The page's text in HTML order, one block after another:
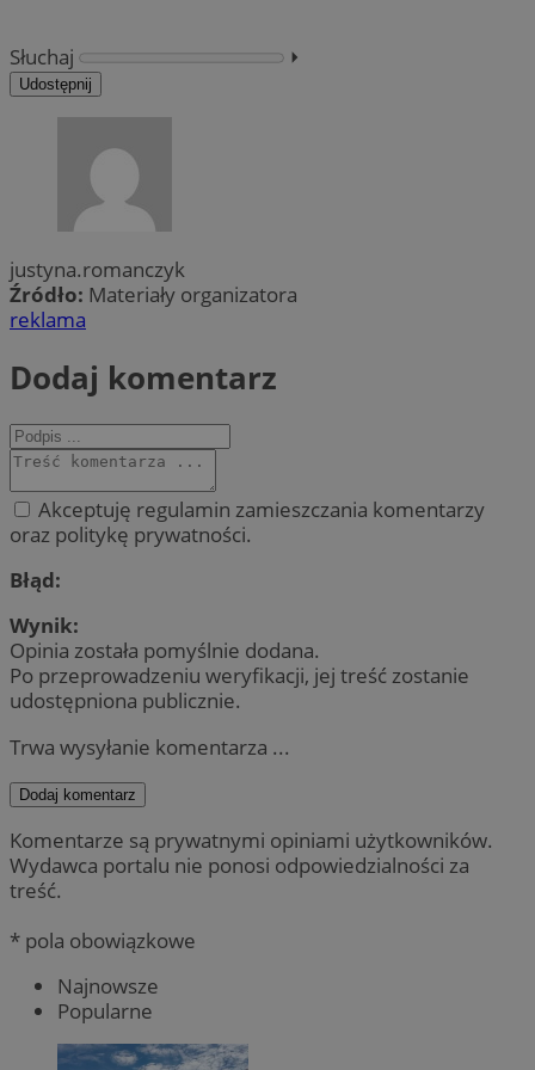
Słuchaj ⏵︎
Udostępnij
justyna.romanczyk
Źródło: Materiały organizatora
reklama
Dodaj komentarz
Akceptuję regulamin zamieszczania komentarzy
oraz politykę prywatności.
Błąd:
Wynik:
Opinia została pomyślnie dodana.
Po przeprowadzeniu weryfikacji, jej treść zostanie
udostępniona publicznie.
Trwa wysyłanie komentarza ...
Dodaj komentarz
Komentarze są prywatnymi opiniami użytkowników.
Wydawca portalu nie ponosi odpowiedzialności za
treść.
* pola obowiązkowe
Najnowsze
Popularne